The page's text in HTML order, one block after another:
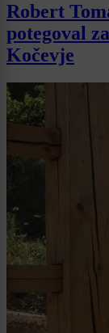
Robert
potegoval
Kočevje